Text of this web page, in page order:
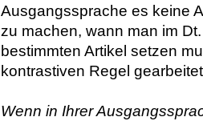
Ausgangssprache es keine
zu machen, wann man im
bestimmten Artikel setzen
kontrastiven Regel
Wenn in Ihrer